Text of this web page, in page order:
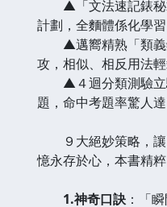
▲「文法速記錶秘
計劃，全麵體係化學習
▲邁嚮精熟「類義
攻，相似、相反用法輕
▲４迴分類測驗立
題，命中考題率驚人達
９大絕妙策略，讓
憶永存於心，本書精粹
1.神奇口訣 ：「